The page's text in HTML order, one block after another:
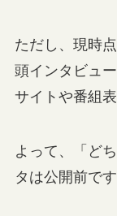
ただし、現時
頭インタビュ
サイトや番組
よって、「ど
タは公開前です